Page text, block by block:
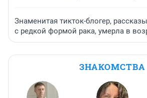
Знаменитая тикток-блогер,
с редкой формой рака, умерла в
ЗНАКОМСТВА